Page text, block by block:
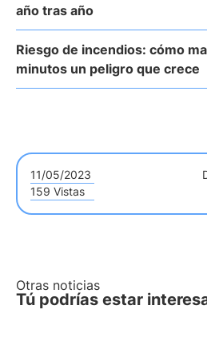
año tras año
Riesgo de incendios: cómo
minutos un peligro que crece
11/05/2023
159 Vistas
Otras noticias
Tú podrías estar